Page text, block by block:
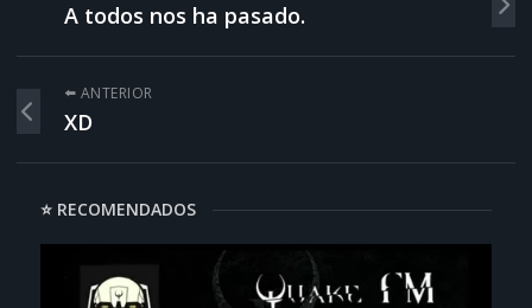
A todos nos ha pasado.
⬅️ ANTERIOR
XD
⭐ RECOMENDADOS